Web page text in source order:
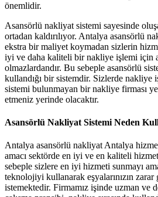
önemlidir.
Asansörlü nakliyat sistemi sayesinde
ortadan kaldırılıyor. Antalya asansörlü
ekstra bir maliyet koymadan sizlerin
iyi ve daha kaliteli bir nakliye işlemi için
olmazlardandır. Bu sebeple asansörlü
kullandığı bir sistemdir. Sizlerde nakliye
sistemi bulunmayan bir nakliye firması
etmeniz yerinde olacaktır.
Asansörlü Nakliyat Sistemi Neden
Antalya asansörlü nakliyat Antalya
amacı sektörde en iyi ve en kaliteli
sebeple sizlere en iyi hizmeti sunmayı
teknolojiyi kullanarak eşyalarınızın
istemektedir. Firmamız işinde uzman ve